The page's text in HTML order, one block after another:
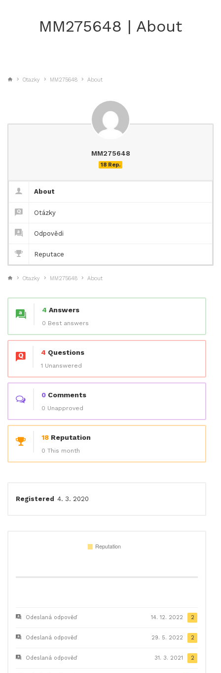
MM275648 | About
Otazky MM275648 About
MM275648
18 Rep.
About
Otázky
Odpovědi
Reputace
Otazky MM275648 About
4 Answers
0 Best answers
4 Questions
1 Unanswered
0 Comments
0 Unapproved
18 Reputation
0 This month
Registered 4. 3. 2020
Odeslaná odpověď 14. 12. 2022 2
Odeslaná odpověď 29. 5. 2022 2
Odeslaná odpověď 31. 3. 2021 2